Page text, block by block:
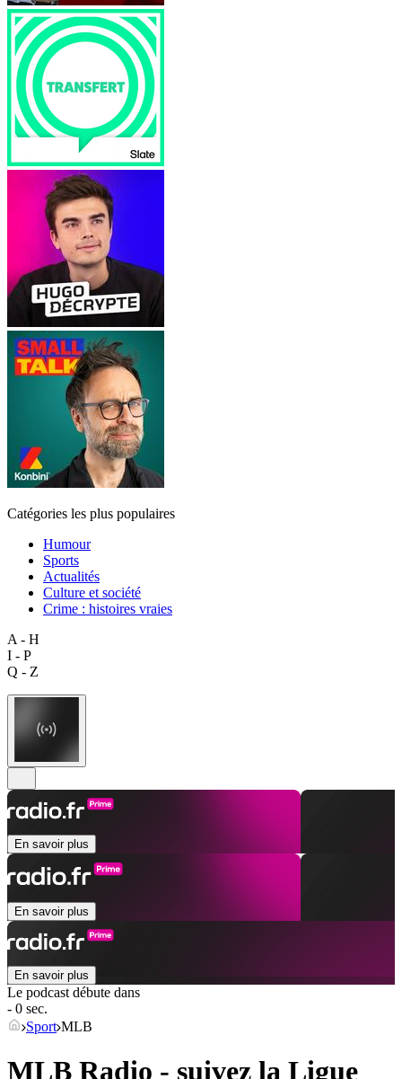
Catégories les plus populaires
Humour
Sports
Actualités
Culture et société
Crime : histoires vraies
A - H
I - P
Q - Z
En savoir plus
En savoir plus
En savoir plus
Le podcast débute dans
- 0 sec.
Sport MLB
MLB Radio - suivez la Ligue